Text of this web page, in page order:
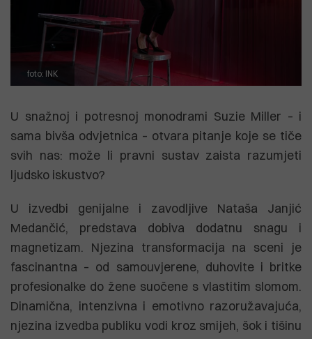
foto: INK
U snažnoj i potresnoj monodrami Suzie Miller – i
sama bivša odvjetnica – otvara pitanje koje se tiče
svih nas: može li pravni sustav zaista razumjeti
ljudsko iskustvo?
U izvedbi genijalne i zavodljive Nataša Janjić
Medančić, predstava dobiva dodatnu snagu i
magnetizam. Njezina transformacija na sceni je
fascinantna – od samouvjerene, duhovite i britke
profesionalke do žene suočene s vlastitim slomom.
Dinamična, intenzivna i emotivno razoružavajuća,
njezina izvedba publiku vodi kroz smijeh, šok i tišinu